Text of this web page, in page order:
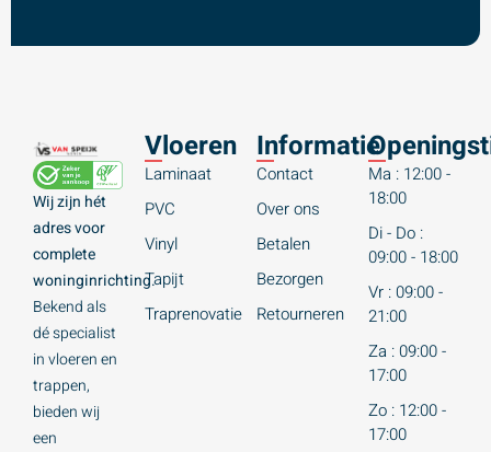
Wij zijn hét
adres voor
complete
woninginrichting.
Bekend als
dé specialist
in vloeren en
trappen,
bieden wij
een
Vloeren
Laminaat
PVC
Vinyl
Tapijt
Traprenovatie
Informatie
Contact
Over ons
Betalen
Bezorgen
Retourneren
Ma : 12:00 -
18:00
Di - Do :
09:00 - 18:00
Vr : 09:00 -
21:00
Za : 09:00 -
17:00
Zo : 12:00 -
17:00